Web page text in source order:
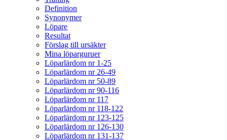
Definition
Synonymer
Löpare
Resultat
Förslag till ursäkter
Mina löparguruer
Löparlärdom nr 1-25
Löparlärdom nr 26-49
Löparlärdom nr 50-89
Löparlärdom nr 90-116
Löparlärdom nr 117
Löparlärdom nr 118-122
Löparlärdom nr 123-125
Löparlärdom nr 126-130
Löparlärdom nr 131-137